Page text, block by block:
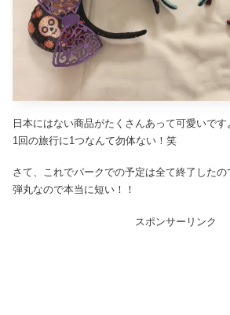
日本にはない商品がたくさんあって可愛いです
1回の旅行に1つなんて勿体ない！笑
さて、これでパークでの予定は全て終了したの
弾丸なので本当に短い！！
スポンサーリンク